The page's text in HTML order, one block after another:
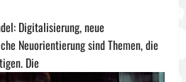
Digitalisierung, neue
Neuorientierung sind Themen, die
Die